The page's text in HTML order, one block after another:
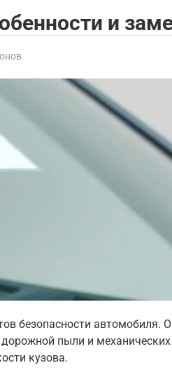
и
безопасности автомобиля.
пыли и механических
кузова.